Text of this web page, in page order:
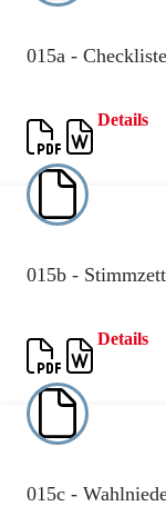
015a -
Details
015b -
Details
015c -